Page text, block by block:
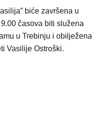
biće završena u
časova biti služena
u Trebinju i obilježena
Vasilije Ostroški.